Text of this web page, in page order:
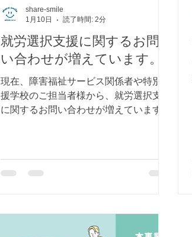
就労選択支援に関するお問
い合わせが増えています。
現在、障害福祉サービス関係者や特別支
援学校のご担当者様から、就労選択支援
に関するお問い合わせが増えています。
share-smile
1月10日
読了時間: 2分